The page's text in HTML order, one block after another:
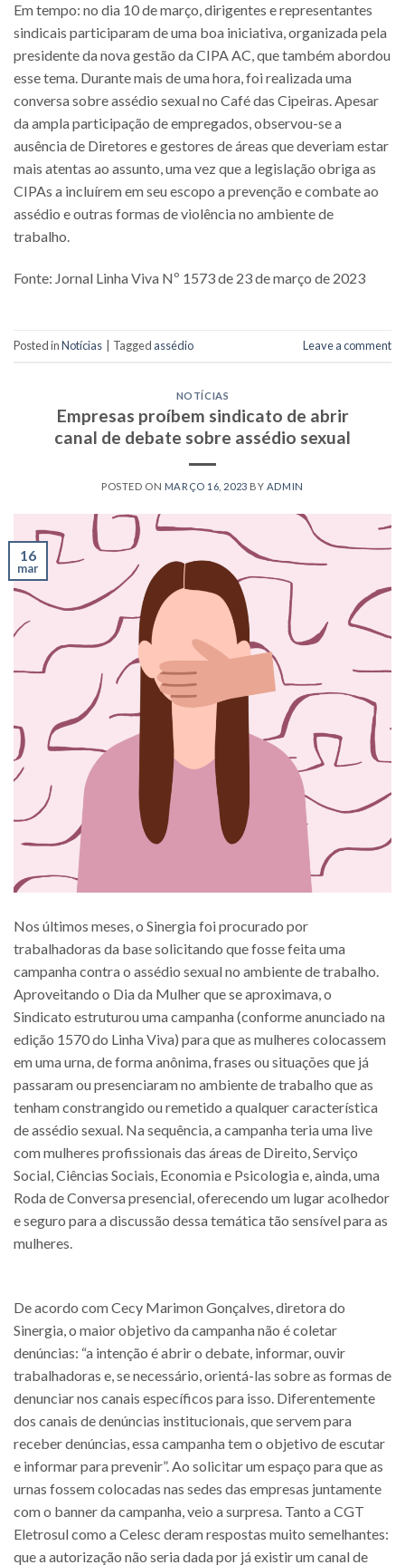
Em tempo: no dia 10 de março, dirigentes e representantes
sindicais participaram de uma boa iniciativa, organizada pela
presidente da nova gestão da CIPA AC, que também abordou
esse tema. Durante mais de uma hora, foi realizada uma
conversa sobre assédio sexual no Café das Cipeiras. Apesar
da ampla participação de empregados, observou-se a
ausência de Diretores e gestores de áreas que deveriam estar
mais atentas ao assunto, uma vez que a legislação obriga as
CIPAs a incluírem em seu escopo a prevenção e combate ao
assédio e outras formas de violência no ambiente de
trabalho.
Fonte: Jornal Linha Viva Nº 1573 de 23 de março de 2023
Posted inNotícias Tagged assédio Leave a comment
NOTÍCIAS
Empresas proíbem sindicato de abrir
canal de debate sobre assédio sexual
POSTED ON MARÇO 16, 2023 BY ADMIN
16
mar
Nos últimos meses, o Sinergia foi procurado por
trabalhadoras da base solicitando que fosse feita uma
campanha contra o assédio sexual no ambiente de trabalho.
Aproveitando o Dia da Mulher que se aproximava, o
Sindicato estruturou uma campanha (conforme anunciado na
edição 1570 do Linha Viva) para que as mulheres colocassem
em uma urna, de forma anônima, frases ou situações que já
passaram ou presenciaram no ambiente de trabalho que as
tenham constrangido ou remetido a qualquer característica
de assédio sexual. Na sequência, a campanha teria uma live
com mulheres profissionais das áreas de Direito, Serviço
Social, Ciências Sociais, Economia e Psicologia e, ainda, uma
Roda de Conversa presencial, oferecendo um lugar acolhedor
e seguro para a discussão dessa temática tão sensível para as
mulheres.
De acordo com Cecy Marimon Gonçalves, diretora do
Sinergia, o maior objetivo da campanha não é coletar
denúncias: “a intenção é abrir o debate, informar, ouvir
trabalhadoras e, se necessário, orientá-las sobre as formas de
denunciar nos canais específicos para isso. Diferentemente
dos canais de denúncias institucionais, que servem para
receber denúncias, essa campanha tem o objetivo de escutar
e informar para prevenir”. Ao solicitar um espaço para que as
urnas fossem colocadas nas sedes das empresas juntamente
com o banner da campanha, veio a surpresa. Tanto a CGT
Eletrosul como a Celesc deram respostas muito semelhantes:
que a autorização não seria dada por já existir um canal de